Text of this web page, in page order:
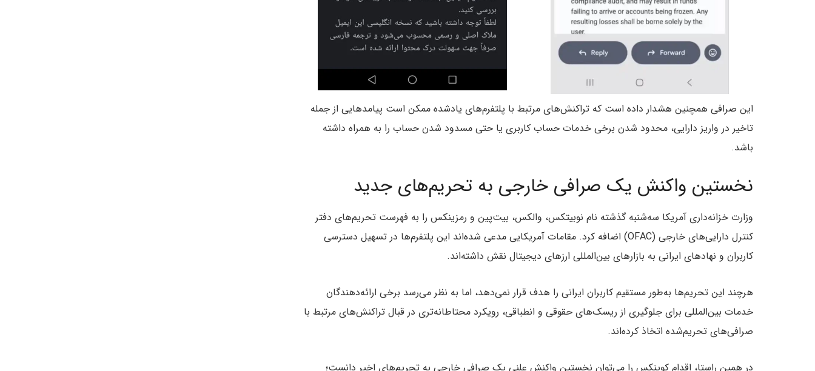
این صرافی همچنین هشدار داده است که تراکنش‌های مرتبط با پلتفرم‌های یادشده ممکن است پیامدهایی از جمله
تاخیر در واریز دارایی، محدود شدن برخی خدمات حساب کاربری یا حتی مسدود شدن حساب را به همراه داشته
باشد.
نخستین واکنش یک صرافی خارجی به تحریم‌های جدید
وزارت خزانه‌داری آمریکا سه‌شنبه گذشته نام نوبیتکس، والکس، بیت‌پین و رمزینکس را به فهرست تحریم‌های دفتر
کنترل دارایی‌های خارجی (OFAC) اضافه کرد. مقامات آمریکایی مدعی شده‌اند این پلتفرم‌ها در تسهیل دسترسی
کاربران و نهادهای ایرانی به بازارهای بین‌المللی ارزهای دیجیتال نقش داشته‌اند.
هرچند این تحریم‌ها به‌طور مستقیم کاربران ایرانی را هدف قرار نمی‌دهد، اما به نظر می‌رسد برخی ارائه‌دهندگان
خدمات بین‌المللی برای جلوگیری از ریسک‌های حقوقی و انطباقی، رویکرد محتاطانه‌تری در قبال تراکنش‌های مرتبط با
صرافی‌های تحریم‌شده اتخاذ کرده‌اند.
در همین راستا، اقدام کوینکس را می‌توان نخستین واکنش علنی یک صرافی خارجی به تحریم‌های اخیر دانست؛